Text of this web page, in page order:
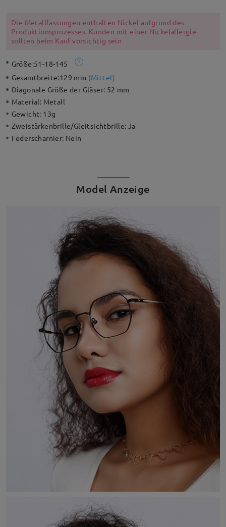
Die Metallfassungen enthalten Nickel aufgrund des
Produktionsprozesses. Kunden mit einer Nickelallergie
sollten beim Kauf vorsichtig sein
Größe:51-18-145
Gesamtbreite:129 mm (Mittel)
Diagonale Größe der Gläser: 52 mm
Material: Metall
Gewicht: 13g
Zweistärkenbrille/Gleitsichtbrille:Ja
Federscharnier: Nein
Model Anzeige